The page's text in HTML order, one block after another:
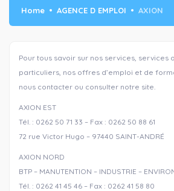
Home AGENCE D EMPLOI AXION
Pour tous savoir sur nos services, services
particuliers, nos offres d’emploi et de
nous contacter ou consulter notre site.
AXION EST
Tél. : 0262 50 71 33 – Fax : 0262 50 88 61
72 rue Victor Hugo – 97440 SAINT-ANDRÉ
AXION NORD
BTP – MANUTENTION – INDUSTRIE –
Tél. : 0262 41 45 46 – Fax : 0262 41 58 80